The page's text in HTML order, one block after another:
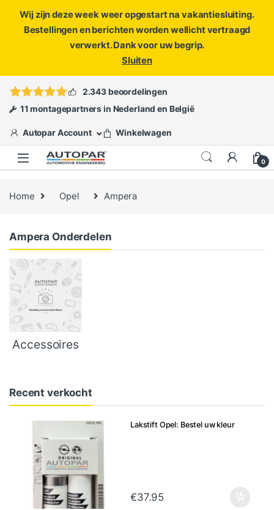
Wij zijn deze week weer opgestart na vakantiesluiting.
Bestellingen en berichten worden wellicht vertraagd
verwerkt. Dank voor uw begrip.
Sluiten
ofopen een ticket
2.343 beoordelingen
11 montagepartners in Nederland en België
Autopar Account Winkelwagen
0
Home Opel Ampera
Ampera Onderdelen
Accessoires
Recent verkocht
Lakstift Opel: Bestel uw kleur
€37.95